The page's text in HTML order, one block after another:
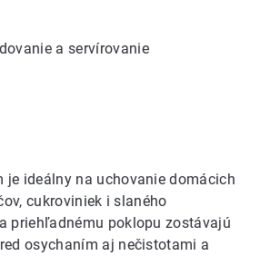
a servírovanie
je ideálny na uchovanie domácich
cukroviniek i slaného
priehľadnému poklopu zostávajú
osychaním aj nečistotami a